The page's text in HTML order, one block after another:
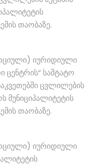
თაობაზე.
იურიდიული
ცენტრის“ საშტატო
ცვლილების
მუნიციპალიტეტის
თაობაზე.
იურიდიული